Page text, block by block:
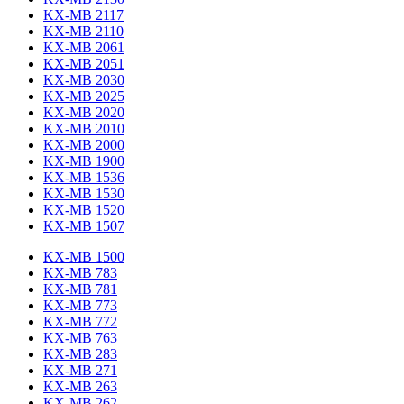
KX-MB 2117
KX-MB 2110
KX-MB 2061
KX-MB 2051
KX-MB 2030
KX-MB 2025
KX-MB 2020
KX-MB 2010
KX-MB 2000
KX-MB 1900
KX-MB 1536
KX-MB 1530
KX-MB 1520
KX-MB 1507
KX-MB 1500
KX-MB 783
KX-MB 781
KX-MB 773
KX-MB 772
KX-MB 763
KX-MB 283
KX-MB 271
KX-MB 263